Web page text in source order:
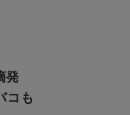
発
コも